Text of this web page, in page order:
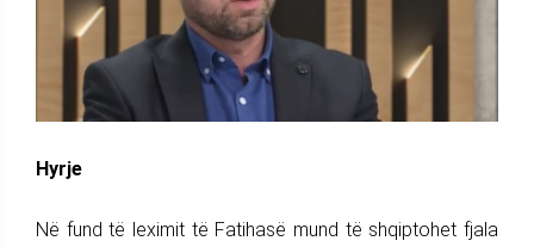
Hyrje
Në fund të leximit të Fatihasë mund të shqiptohet fjala